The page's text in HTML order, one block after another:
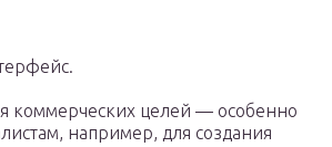
коммерческих целей — особенно
например, для создания